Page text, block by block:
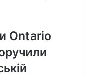
Ontario